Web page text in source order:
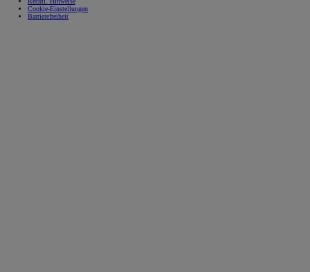
Cookie-Einstellungen
Barrierefreiheit